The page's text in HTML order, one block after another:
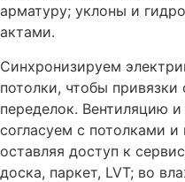
арматуру; уклоны и
актами.
Синхронизируем
потолки, чтобы
переделок. Вентиляцию
согласуем с потолками
оставляя доступ к
доска, паркет, LVT; во